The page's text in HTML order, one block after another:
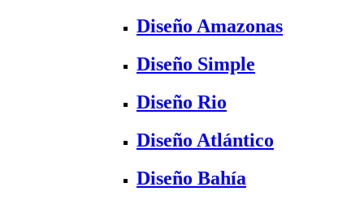
Diseño Amazonas
Diseño Simple
Diseño Rio
Diseño Atlántico
Diseño Bahía